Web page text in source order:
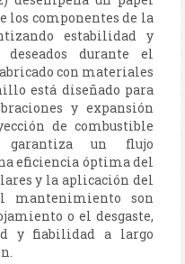
los componentes de la
estabilidad y
durante el
con materiales
está diseñado para
y expansión
de combustible
garantiza un flujo
eficiencia óptima del
y la aplicación del
mantenimiento son
o el desgaste,
y fiabilidad a largo